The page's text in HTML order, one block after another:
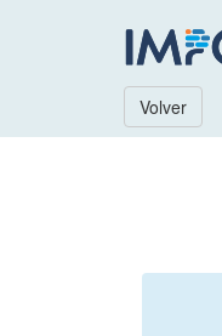
Volver